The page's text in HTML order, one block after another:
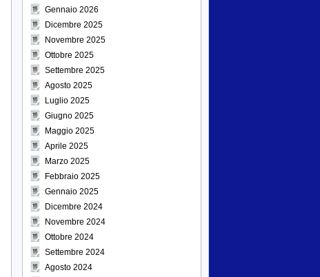
Gennaio 2026
Dicembre 2025
Novembre 2025
Ottobre 2025
Settembre 2025
Agosto 2025
Luglio 2025
Giugno 2025
Maggio 2025
Aprile 2025
Marzo 2025
Febbraio 2025
Gennaio 2025
Dicembre 2024
Novembre 2024
Ottobre 2024
Settembre 2024
Agosto 2024